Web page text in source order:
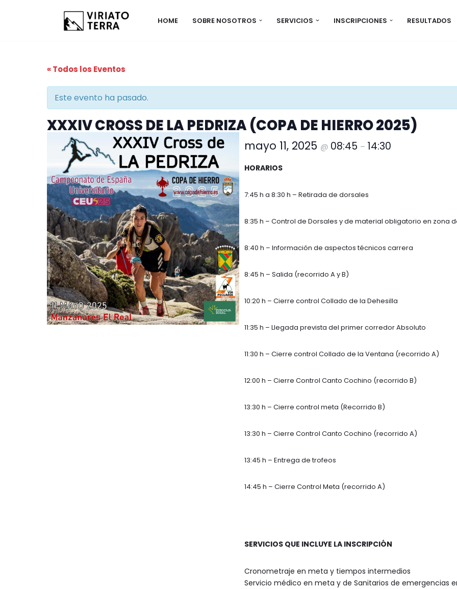
HOME SOBRE NOSOTROS SERVICIOS INSCRIPCIONES RESULTADOS
« Todos los Eventos
Este evento ha pasado.
XXXIV CROSS DE LA PEDRIZA (COPA DE HIERRO 2025)
mayo 11, 2025 @ 08:45 – 14:30
HORARIOS
7:45 h a 8:30 h – Retirada de dorsales
8:35 h – Control de Dorsales y de material obligatorio en zona
8:40 h – Información de aspectos técnicos carrera
8:45 h – Salida (recorrido A y B)
10:20 h – Cierre control Collado de la Dehesilla
11:35 h – Llegada prevista del primer corredor Absoluto
11:30 h – Cierre control Collado de la Ventana (recorrido A)
12:00 h – Cierre Control Canto Cochino (recorrido B)
13:30 h – Cierre control meta (Recorrido B)
13:30 h – Cierre Control Canto Cochino (recorrido A)
13:45 h – Entrega de trofeos
14:45 h – Cierre Control Meta (recorrido A)
SERVICIOS QUE INCLUYE LA INSCRIPCIÓN
Cronometraje en meta y tiempos intermedios
Servicio médico en meta y de Sanitarios de emergencias